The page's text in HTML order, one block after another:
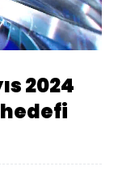
Oynatma
Hızı
2024